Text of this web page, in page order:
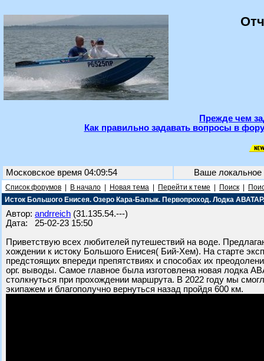
Прежде чем
Как правильно задавать вопросы в
Московское время 04:09:54 Ваше
Список форумов В начало Новая тема Перейти к теме Поиск
Исток Большого Енисея. Озеро Кара-Балык. Первопроход. Лодка АВАТАР.
Автор: andrreich (31.135.54.---)
Дата: 25-02-23 15:50
Приветствую всех любителей путешествий на воде.
хождении к истоку Большого Енисея( Бий-Хем). На старте
предстоящих впереди препятствиях и способах их
орг. выводы. Самое главное была изготовлена новая лодка
столкнуться при прохождении маршрута. В 2022 году мы
экипажем и благополучно вернуться назад пройдя 600 км.